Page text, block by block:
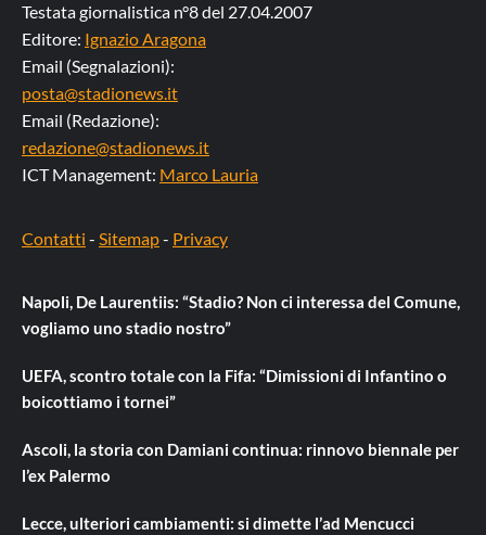
Testata giornalistica n°8 del 27.04.2007
Editore: Ignazio Aragona
Email (Segnalazioni):
posta@stadionews.it
Email (Redazione):
redazione@stadionews.it
ICT Management: Marco Lauria
Contatti - Sitemap- Privacy
Napoli, De Laurentiis: “Stadio? Non ci interessa del Comune,
vogliamo uno stadio nostro”
UEFA, scontro totale con la Fifa: “Dimissioni di Infantino o
boicottiamo i tornei”
Ascoli, la storia con Damiani continua: rinnovo biennale per
l’ex Palermo
Lecce, ulteriori cambiamenti: si dimette l’ad Mencucci